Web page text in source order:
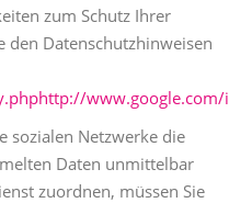
zum Schutz Ihrer
den Datenschutzhinweisen
http://
sozialen Netzwerke die
Daten unmittelbar
zuordnen, müssen Sie